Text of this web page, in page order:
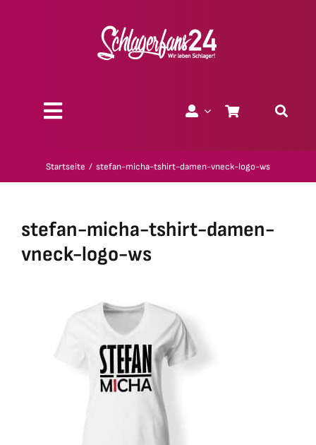
Toggle
Geschenk-Gutscheine
Startseite stefan-micha-tshirt-damen-vneck-logo-ws
stefan-micha-tshirt-damen-
vneck-logo-ws